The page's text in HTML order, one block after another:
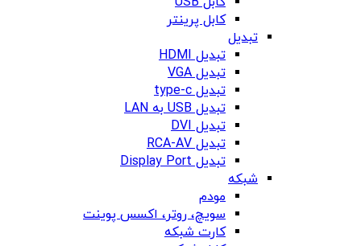
کابل پرینتر
تبدیل
تبدیل HDMI
تبدیل VGA
تبدیل type-c
تبدیل USB به LAN
تبدیل DVI
تبدیل RCA-AV
تبدیل Display Port
شبکه
مودم
سویچ، روتر، اکسس پوینت
کارت شبکه